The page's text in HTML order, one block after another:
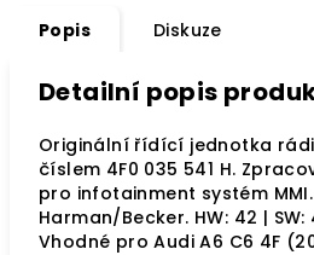
Popis Diskuze
Detailní popis
Originální řídící jednotka
číslem 4F0 035 541 H.
pro infotainment systém
Harman/Becker. HW: 42 | SW:
Vhodné pro Audi A6 C6 4F